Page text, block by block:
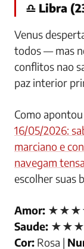
♎ Libra
Venus
todos — mas
conflitos nao
paz interior
Como
16/05/2026:
marciano e
navegam
escolher suas
Amor:
Saude:
Cor: Rosa |